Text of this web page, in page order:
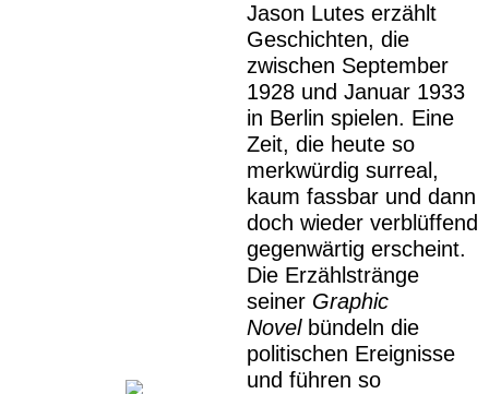
Jason Lutes erzählt
Geschichten, die
zwischen September
1928 und Januar 1933
in Berlin spielen. Eine
Zeit, die heute so
merkwürdig surreal,
kaum fassbar und dann
doch wieder verblüffend
gegenwärtig erscheint.
Die Erzählstränge
seiner Graphic
Novelbündeln die
politischen Ereignisse
und führen so